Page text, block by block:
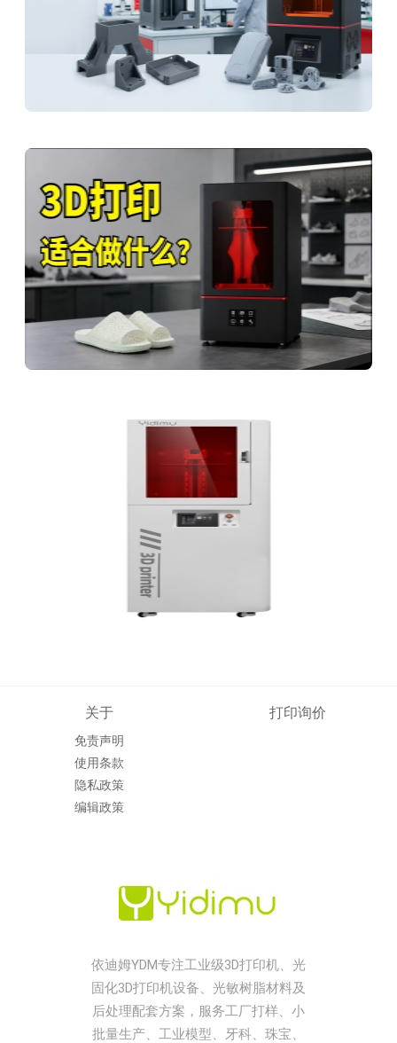
关于
免责声明
使用条款
隐私政策
编辑政策
打印询价
依迪姆YDM专注工业级3D打印机、光
固化3D打印机设备、光敏树脂材料及
后处理配套方案，服务工厂打样、小
批量生产、工业模型、牙科、珠宝、